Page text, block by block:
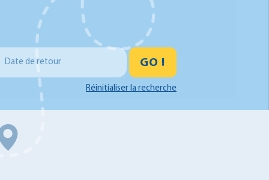
Date de retour GO !
Réinitialiser la recherche